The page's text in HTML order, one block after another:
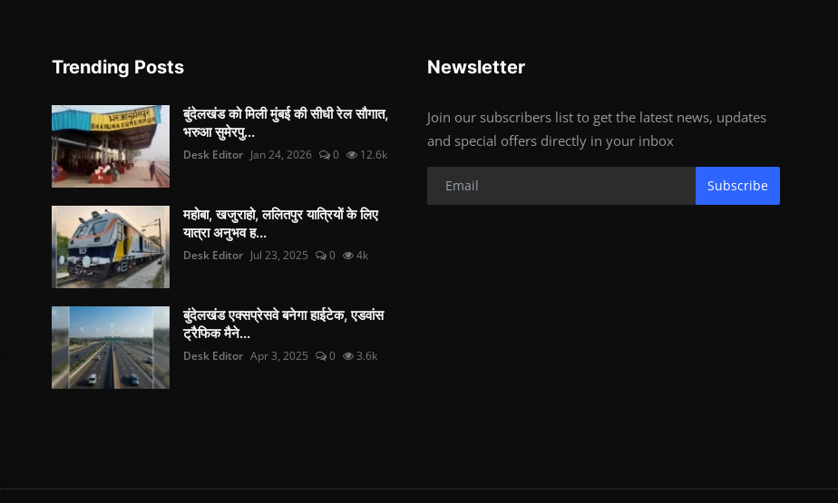
Trending Posts
बुंदेलखंड को मिली मुंबई की सीधी रेल सौगात,
भरुआ सुमेरपु...
Desk Editor Jan 24, 2026 0 12.6k
महोबा, खजुराहो, ललितपुर यात्रियों के लिए
यात्रा अनुभव ह...
Desk Editor Jul 23, 2025 0 4k
बुंदेलखंड एक्सप्रेसवे बनेगा हाईटेक, एडवांस
ट्रैफिक मैने...
Desk Editor Apr 3, 2025 0 3.6k
Newsletter
Join our subscribers list to get the latest news, updates
and special offers directly in your inbox
Subscribe